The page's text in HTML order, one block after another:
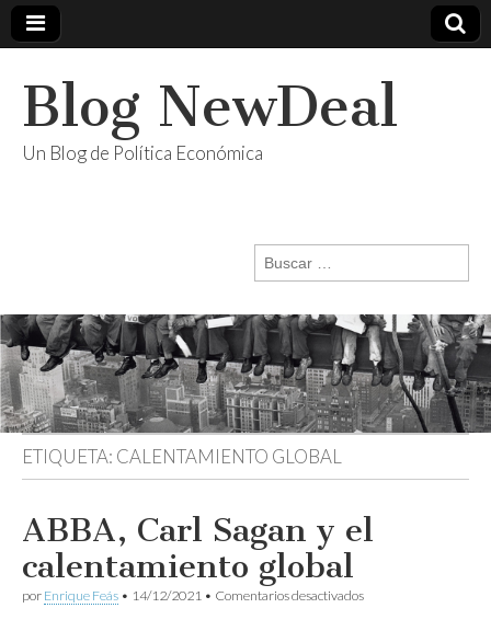
Blog NewDeal
Un Blog de Política Económica
Buscar:
ETIQUETA: CALENTAMIENTO GLOBAL
ABBA, Carl Sagan y el
calentamiento global
por Enrique Feás • 14/12/2021 • Comentarios desactivadosen